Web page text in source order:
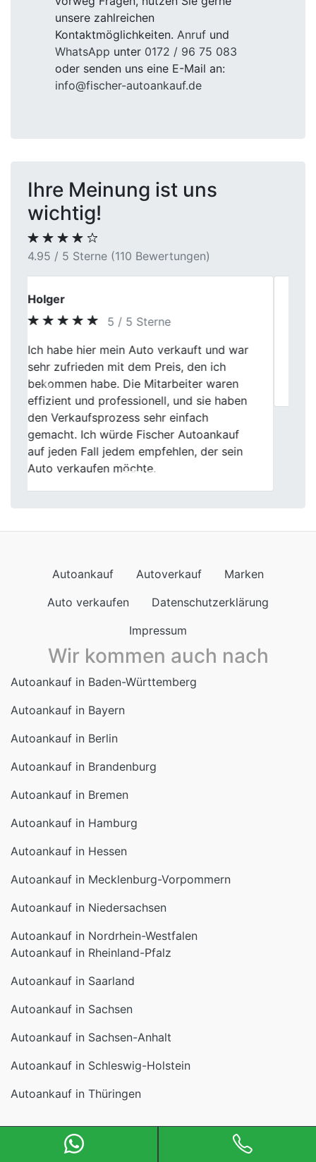
unsere zahlreichen
Kontaktmöglichkeiten. Anruf und
WhatsApp unter 0172 / 96 75 083
oder senden uns eine E-Mail an:
info@fischer-autoankauf.de
Ihre Meinung ist uns
wichtig!
4.95 / 5 Sterne (110 Bewertungen)
Silvia Schneider
5 / 5 Sterne
Freundliches Personal, die Abwicklung war
sehr gut und total unkompliziert. Immer
wieder gern. Liebe Grüße
Previous
Autoankauf Autoverkauf
Marken
Wir kommen auch nach
Autoankauf in Baden-Württemberg
Autoankauf in Berlin
Autoankauf in Brandenburg
Autoankauf in Bremen
Autoankauf in Hamburg
Autoankauf in Hessen
Autoankauf in Mecklenburg-Vorpommern
Autoankauf in Niedersachsen
Autoankauf in Nordrhein-Westfalen
Autoankauf in Sachsen-Anhalt
Autoankauf in Schleswig-Holstein
Autoankauf in Thüringen